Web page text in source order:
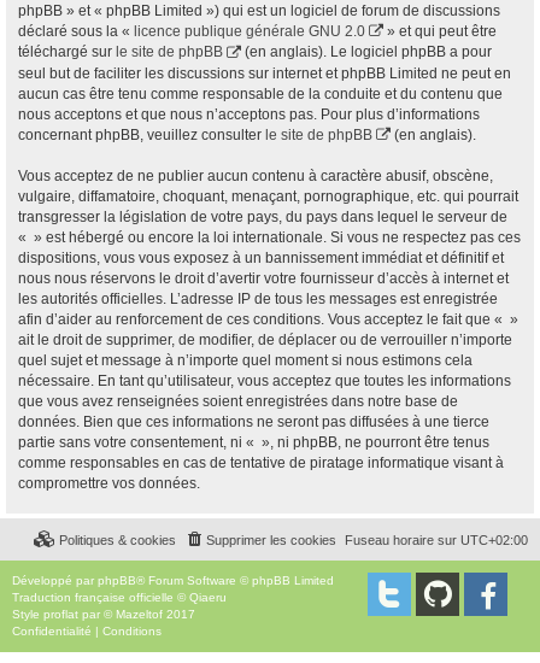
phpBB » et « phpBB Limited ») qui est un logiciel de forum de discussions
déclaré sous la « licence publique générale GNU 2.0
» et qui peut être
téléchargé sur le site de phpBB
(en anglais). Le logiciel phpBB a pour
seul but de faciliter les discussions sur internet et phpBB Limited ne peut en
aucun cas être tenu comme responsable de la conduite et du contenu que
nous acceptons et que nous n’acceptons pas. Pour plus d’informations
concernant phpBB, veuillez consulter le site de phpBB (en anglais).
Vous acceptez de ne publier aucun contenu à caractère abusif, obscène,
vulgaire, diffamatoire, choquant, menaçant, pornographique, etc. qui pourrait
transgresser la législation de votre pays, du pays dans lequel le serveur de
« » est hébergé ou encore la loi internationale. Si vous ne respectez pas ces
dispositions, vous vous exposez à un bannissement immédiat et définitif et
nous nous réservons le droit d’avertir votre fournisseur d’accès à internet et
les autorités officielles. L’adresse IP de tous les messages est enregistrée
afin d’aider au renforcement de ces conditions. Vous acceptez le fait que « »
ait le droit de supprimer, de modifier, de déplacer ou de verrouiller n’importe
quel sujet et message à n’importe quel moment si nous estimons cela
nécessaire. En tant qu’utilisateur, vous acceptez que toutes les informations
que vous avez renseignées soient enregistrées dans notre base de
données. Bien que ces informations ne seront pas diffusées à une tierce
partie sans votre consentement, ni « », ni phpBB, ne pourront être tenus
comme responsables en cas de tentative de piratage informatique visant à
compromettre vos données.
Fuseau horaire sur UTC+02:00
Supprimer les cookies
Politiques & cookies
Développé par phpBB® Forum Software © phpBB Limited
Traduction française officielle ©Qiaeru
Style proflat par © Mazeltof 2017
Confidentialité | Conditions